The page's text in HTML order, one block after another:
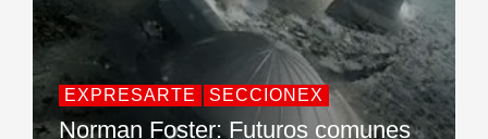
EXPRESARTE SECCIONEX
Norman Foster: Futuros comunes